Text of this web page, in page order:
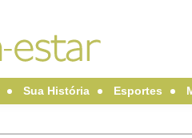
Sua História Esportes